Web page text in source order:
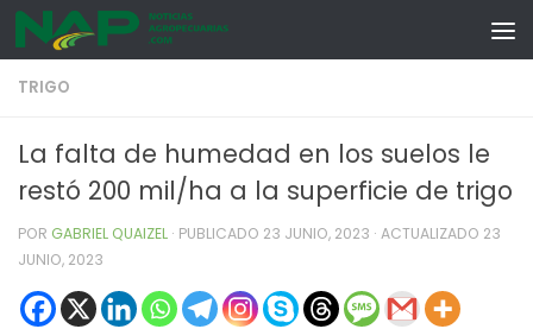
Skip to content
TRIGO
La falta de humedad en los suelos le
restó 200 mil/ha a la superficie de trigo
POR GABRIEL QUAIZEL · PUBLICADO 23 JUNIO, 2023 · ACTUALIZADO 23
JUNIO, 2023